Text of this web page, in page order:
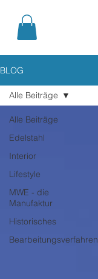
BLOG
Alle Beiträge
Edelstahl
Interior
Lifestyle
MWE - die
Manufaktur
Historisches
Bearbeitungsverfahren
Alle Beiträge